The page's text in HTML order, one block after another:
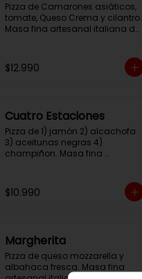
Pizza de Camarones asiáticos,
tomate, Queso Crema y cilantro.
Masa fina artesanal italiana de
mozzarella.
$12.990
Cuatro Estaciones
Pizza de 1) jamón 2) alcachofa
3) aceitunas negras 4)
champiñon. Masa fina
pomodoro y queso mozzarella
$10.990
Margherita
Pizza de queso mozzarella y
albahaca fresca. Masa fina